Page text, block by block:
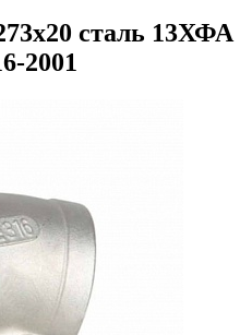
сталь 13ХФА
2001